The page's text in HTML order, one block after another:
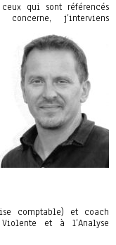
qui sont référencés
j’interviens
comptable) et coach
et à l’Analyse